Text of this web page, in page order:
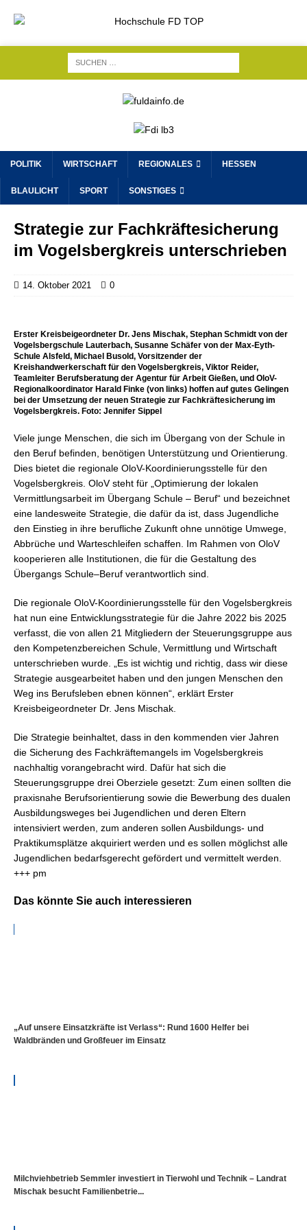
POLITIK WIRTSCHAFT REGIONALES HESSEN
BLAULICHT SPORT SONSTIGES
Strategie zur Fachkräftesicherung
im Vogelsbergkreis unterschrieben
14. Oktober 2021 0
Erster Kreisbeigeordneter Dr. Jens Mischak, Stephan Schmidt von der
Vogelsbergschule Lauterbach, Susanne Schäfer von der Max-Eyth-
Schule Alsfeld, Michael Busold, Vorsitzender der
Kreishandwerkerschaft für den Vogelsbergkreis, Viktor Reider,
Teamleiter Berufsberatung der Agentur für Arbeit Gießen, und OloV-
Regionalkoordinator Harald Finke (von links) hoffen auf gutes Gelingen
bei der Umsetzung der neuen Strategie zur Fachkräftesicherung im
Vogelsbergkreis. Foto: Jennifer Sippel
Viele junge Menschen, die sich im Übergang von der Schule in
den Beruf befinden, benötigen Unterstützung und Orientierung.
Dies bietet die regionale OloV-Koordinierungsstelle für den
Vogelsbergkreis. OloV steht für „Optimierung der lokalen
Vermittlungsarbeit im Übergang Schule – Beruf“ und bezeichnet
eine landesweite Strategie, die dafür da ist, dass Jugendliche
den Einstieg in ihre berufliche Zukunft ohne unnötige Umwege,
Abbrüche und Warteschleifen schaffen. Im Rahmen von OloV
kooperieren alle Institutionen, die für die Gestaltung des
Übergangs Schule–Beruf verantwortlich sind.
Die regionale OloV-Koordinierungsstelle für den Vogelsbergkreis
hat nun eine Entwicklungsstrategie für die Jahre 2022 bis 2025
verfasst, die von allen 21 Mitgliedern der Steuerungsgruppe aus
den Kompetenzbereichen Schule, Vermittlung und Wirtschaft
unterschrieben wurde. „Es ist wichtig und richtig, dass wir diese
Strategie ausgearbeitet haben und den jungen Menschen den
Weg ins Berufsleben ebnen können“, erklärt Erster
Kreisbeigeordneter Dr. Jens Mischak.
Die Strategie beinhaltet, dass in den kommenden vier Jahren
die Sicherung des Fachkräftemangels im Vogelsbergkreis
nachhaltig vorangebracht wird. Dafür hat sich die
Steuerungsgruppe drei Oberziele gesetzt: Zum einen sollten die
praxisnahe Berufsorientierung sowie die Bewerbung des dualen
Ausbildungsweges bei Jugendlichen und deren Eltern
intensiviert werden, zum anderen sollen Ausbildungs- und
Praktikumsplätze akquiriert werden und es sollen möglichst alle
Jugendlichen bedarfsgerecht gefördert und vermittelt werden.
+++ pm
Das könnte Sie auch interessieren
„Auf unsere Einsatzkräfte ist Verlass“: Rund 1600 Helfer bei
Waldbränden und Großfeuer im Einsatz
Milchviehbetrieb Semmler investiert in Tierwohl und Technik – Landrat
Mischak besucht Familienbetrie...